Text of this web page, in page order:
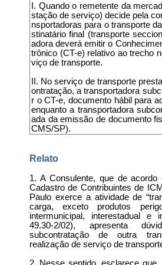
I. Quando o remetente da
stação de serviço) decide pela
nsportadoras para o transporte
stinatário final (transporte
adora deverá emitir o
trônico (CT-e) relativo ao trecho
viço de transporte.
II. No serviço de transporte
ontratação, a transportadora
r o CT-e, documento hábil para
enquanto a transportadora
ada da emissão de documento
CMS/SP).
Relato
1. A Consulente, que de
Cadastro de Contribuintes de
Paulo exerce a atividade de
carga, exceto produtos
intermunicipal, interestadual e
49.30-2/02), apresenta
subcontratação de outra
realização de serviço de